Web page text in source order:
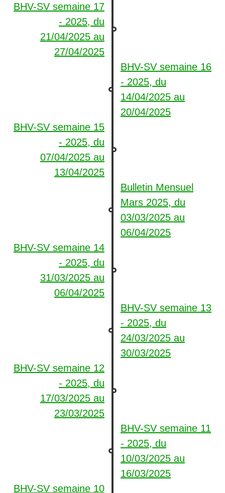
BHV-SV semaine 17
- 2025, du
21/04/2025 au
27/04/2025
BHV-SV semaine 16
- 2025, du
14/04/2025 au
20/04/2025
BHV-SV semaine 15
- 2025, du
07/04/2025 au
13/04/2025
Bulletin Mensuel
Mars 2025, du
03/03/2025 au
06/04/2025
BHV-SV semaine 14
- 2025, du
31/03/2025 au
06/04/2025
BHV-SV semaine 13
- 2025, du
24/03/2025 au
30/03/2025
BHV-SV semaine 12
- 2025, du
17/03/2025 au
23/03/2025
BHV-SV semaine 11
- 2025, du
10/03/2025 au
16/03/2025
BHV-SV semaine 10